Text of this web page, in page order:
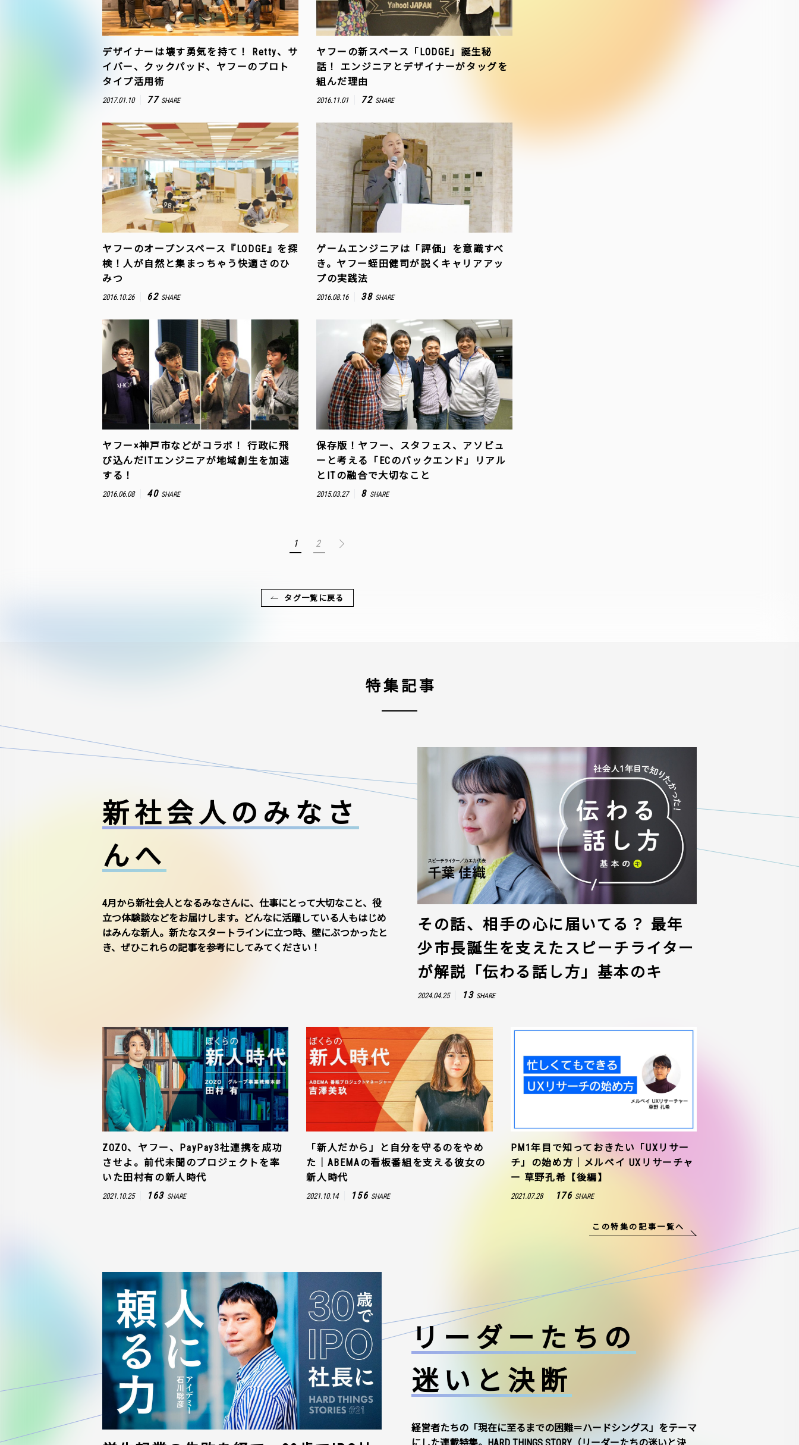
デザイナーは壊す勇気を持て！ Retty、サ
イバー、クックパッド、ヤフーのプロト
タイプ活用術
2017.01.10 77 SHARE
ヤフーの新スペース「LODGE」誕生秘
話！ エンジニアとデザイナーがタッグを
組んだ理由
2016.11.01 72 SHARE
ヤフーのオープンスペース『LODGE』を探
検！人が自然と集まっちゃう快適さのひ
みつ
2016.10.26 62 SHARE
ゲームエンジニアは「評価」を意識すべ
き。ヤフー蛭田健司が説くキャリアアッ
プの実践法
2016.08.16 38 SHARE
ヤフー×神戸市などがコラボ！ 行政に飛
び込んだITエンジニアが地域創生を加速
する！
2016.06.08 40 SHARE
保存版！ヤフー、スタフェス、アソビュ
ーと考える「ECのバックエンド」リアル
とITの融合で大切なこと
2015.03.27 8 SHARE
1 2
タグ一覧に戻る
特集記事
新社会人のみなさ
んへ
4月から新社会人となるみなさんに、仕事にとって大切なこと、役
立つ体験談などをお届けします。どんなに活躍している人もはじめ
はみんな新人。新たなスタートラインに立つ時、壁にぶつかったと
き、ぜひこれらの記事を参考にしてみてください！
その話、相手の心に届いてる？ 最年
少市長誕生を支えたスピーチライター
が解説「伝わる話し方」基本のキ
2024.04.25 13 SHARE
ZOZO、ヤフー、PayPay3社連携を成功
させよ。前代未聞のプロジェクトを率
いた田村有の新人時代
2021.10.25 163 SHARE
「新人だから」と自分を守るのをやめ
た｜ABEMAの看板番組を支える彼女の
新人時代
2021.10.14 156 SHARE
PM1年目で知っておきたい「UXリサー
チ」の始め方｜メルペイ UXリサーチャ
ー 草野孔希【後編】
2021.07.28 176 SHARE
この特集の記事一覧へ
リーダーたちの
迷いと決断
経営者たちの「現在に至るまでの困難＝ハードシングス」をテーマ